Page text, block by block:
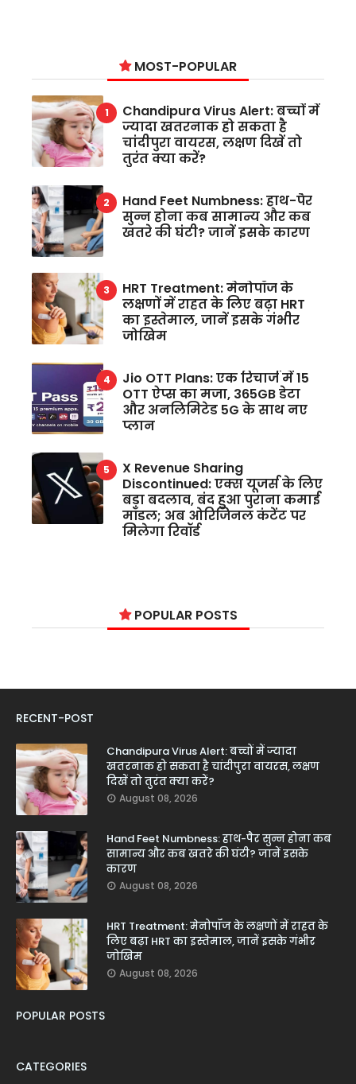
MOST-POPULAR
Chandipura Virus Alert: बच्चों में
ज्यादा खतरनाक हो सकता है
चांदीपुरा वायरस, लक्षण दिखें तो
तुरंत क्या करें?
Hand Feet Numbness: हाथ-पैर
सुन्न होना कब सामान्य और कब
खतरे की घंटी? जानें इसके कारण
HRT Treatment: मेनोपॉज के
लक्षणों में राहत के लिए बढ़ा HRT
का इस्तेमाल, जानें इसके गंभीर
जोखिम
Jio OTT Plans: एक रिचार्ज में 15
OTT ऐप्स का मजा, 365GB डेटा
और अनलिमिटेड 5G के साथ नए
प्लान
X Revenue Sharing
Discontinued: एक्स यूजर्स के लिए
बड़ा बदलाव, बंद हुआ पुराना कमाई
मॉडल; अब ओरिजिनल कंटेंट पर
मिलेगा रिवॉर्ड
POPULAR POSTS
RECENT-POST
Chandipura Virus Alert: बच्चों में ज्यादा
खतरनाक हो सकता है चांदीपुरा वायरस, लक्षण
दिखें तो तुरंत क्या करें?
August 08, 2026
Hand Feet Numbness: हाथ-पैर सुन्न होना कब
सामान्य और कब खतरे की घंटी? जानें इसके
कारण
August 08, 2026
HRT Treatment: मेनोपॉज के लक्षणों में राहत के
लिए बढ़ा HRT का इस्तेमाल, जानें इसके गंभीर
जोखिम
August 08, 2026
POPULAR POSTS
CATEGORIES